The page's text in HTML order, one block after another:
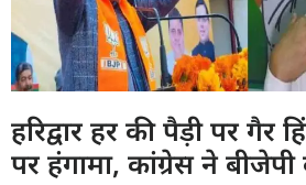
हरिद्वार हर की पैड़ी पर गैर
पर हंगामा, कांग्रेस ने बीजेपी